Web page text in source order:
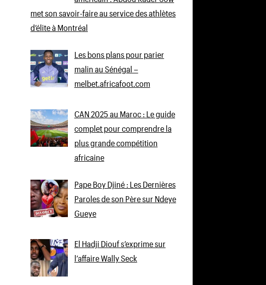
met son savoir-faire au service des athlètes
d’élite à Montréal
Les bons plans pour parier
malin au Sénégal –
melbet.africafoot.com
CAN 2025 au Maroc : Le guide
complet pour comprendre la
plus grande compétition
africaine
Pape Boy Djiné : Les Dernières
Paroles de son Père sur Ndeye
Gueye
El Hadji Diouf s’exprime sur
l’affaire Wally Seck